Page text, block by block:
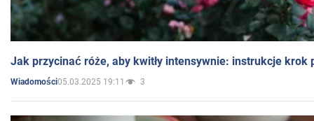
Jak przycinać róże, aby kwitły intensywnie: instrukcje krok
Wiadomości05.03.2025 19:11 3